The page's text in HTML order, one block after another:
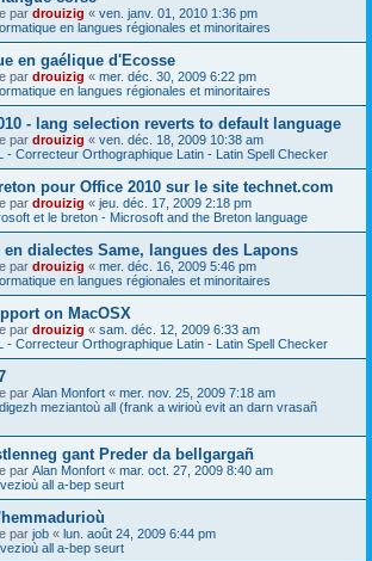
par drouizig « ven. janv. 01, 2010 1:36 pm
en langues régionales et minoritaires
en gaélique d'Ecosse
par drouizig « mer. déc. 30, 2009 6:22 pm
en langues régionales et minoritaires
- lang selection reverts to default language
par drouizig « ven. déc. 18, 2009 10:38 am
- Correcteur Orthographique Latin - Latin Spell Checker
pour Office 2010 sur le site technet.com
par drouizig « jeu. déc. 17, 2009 2:18 pm
et le breton - Microsoft and the Breton language
dialectes Same, langues des Lapons
par drouizig « mer. déc. 16, 2009 5:46 pm
en langues régionales et minoritaires
on MacOSX
par drouizig « sam. déc. 12, 2009 6:33 am
- Correcteur Orthographique Latin - Latin Spell Checker
par Alan Monfort « mer. nov. 25, 2009 7:18 am
meziantoù all (frank a wirioù evit an darn vrasañ
gant Preder da bellgargañ
par Alan Monfort « mar. oct. 27, 2009 8:40 am
all a-bep seurt
par job « lun. août 24, 2009 6:44 pm
all a-bep seurt